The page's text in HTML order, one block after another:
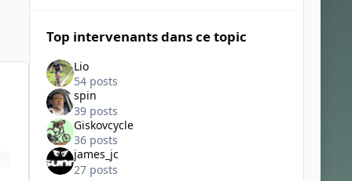
Top intervenants dans ce topic
Lio
54 posts
spin
39 posts
Giskovcycle
36 posts
james_jc
27 posts